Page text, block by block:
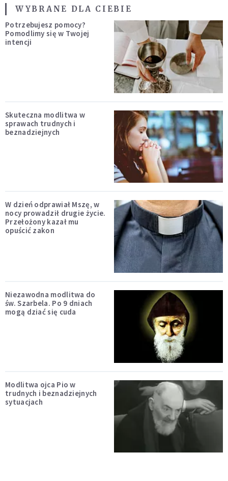
WYBRANE DLA CIEBIE
Potrzebujesz pomocy?
Pomodlimy się w Twojej
intencji
Skuteczna modlitwa w
sprawach trudnych i
beznadziejnych
W dzień odprawiał Mszę, w
nocy prowadził drugie życie.
Przełożony kazał mu
opuścić zakon
Niezawodna modlitwa do
św. Szarbela. Po 9 dniach
mogą dziać się cuda
Modlitwa ojca Pio w
trudnych i beznadziejnych
sytuacjach